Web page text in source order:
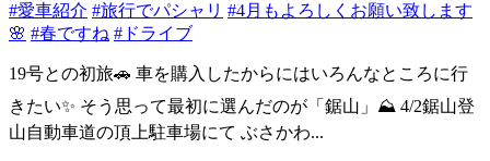
#愛車紹介 #旅行でパシャリ #4月もよろしくお願い致します
🌸 #春ですね #ドライブ
19号との初旅🚗 車を購入したからにはいろんなところに行
きたい✨ そう思って最初に選んだのが「鋸山」⛰️ 4/2鋸山登
山自動車道の頂上駐車場にて ぶさかわ...